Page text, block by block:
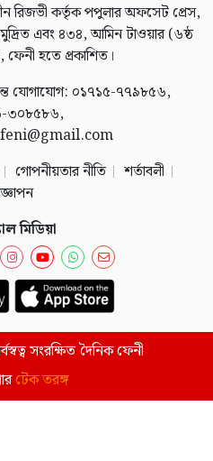
রিজভী কর্তৃক পপুলার অফসেট প্রেস,
এবং ৪৩৪, আমিন টাওয়ার (৬ষ্ঠ
হতে প্রকাশিত।
যোগাযোগ: ০১৭১৫-৭৭৯৮৫৬,
৩০৮৫৮৬,
গোপনীয়তার নীতি
শর্তাবলী
মিডিয়া
সংরক্ষিত দৈনিক ফেনী
টেক তরঙ্গ